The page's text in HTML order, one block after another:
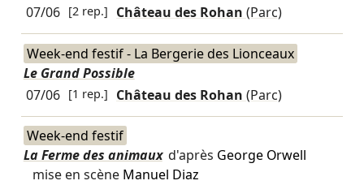
07/06 [2 rep.] Château des Rohan(Parc)
Week-end festif - La Bergerie des Lionceaux
Le Grand Possible
07/06 [1 rep.] Château des Rohan(Parc)
Week-end festif
La Ferme des animaux d'après George Orwell
mise en scène Manuel Diaz